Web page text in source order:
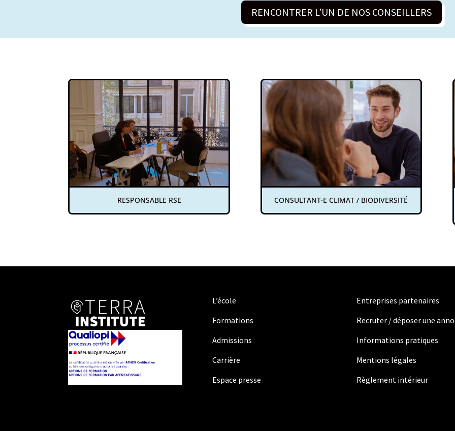
RENCONTRER L’UN DE NOS CONSEILLERS
RESPONSABLE RSE CONSULTANT·E CLIMAT / BIODIVERSITÉ
L’école
Formations
Admissions
Carrière
Espace presse
Entreprises partenaires
Recruter / déposer une
Informations pratiques
Mentions légales
Règlement intérieur